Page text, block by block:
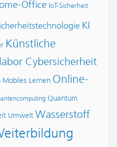
Office IoT-Sicherheit
KI
Künstliche
Cybersicherheit
Mobiles Lernen Online-
Quantum
Umwelt Wasserstoff